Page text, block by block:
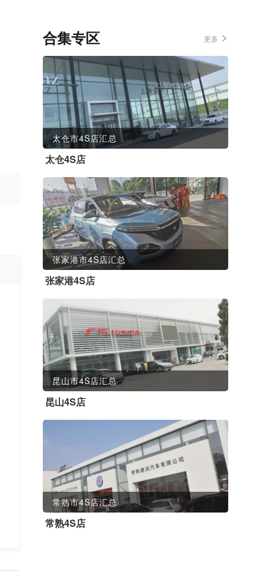
合集专区 更多
太仓市4S店汇总
太仓4S店
张家港市4S店汇总
张家港4S店
昆山市4S店汇总
昆山4S店
常熟市4S店汇总
常熟4S店